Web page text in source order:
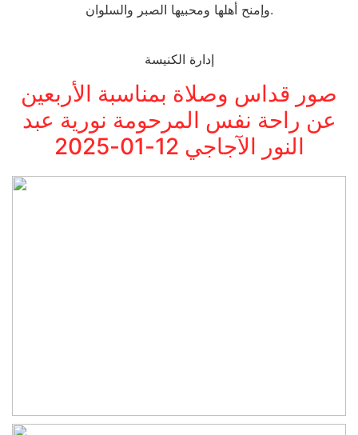
وإمنح أهلها ومحبيها الصبر والسلوان.
إدارة الكنيسة
صور قداس وصلاة بمناسبة الأربعين
عن راحة نفس المرحومة نورية عبد
النور الآجاجي 12-01-2025